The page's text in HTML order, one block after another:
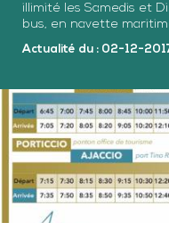
illimité les Samedis et
bus, en navette
Actualité du : 02-12-